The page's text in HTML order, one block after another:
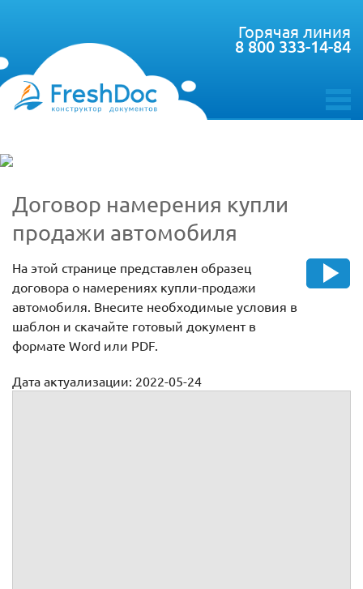
toggle
Горячая линия
8 800 333-14-84
Договор намерения купли
продажи автомобиля
На этой странице представлен образец
договора о намерениях купли-продажи
автомобиля. Внесите необходимые условия в
шаблон и скачайте готовый документ в
формате Word или PDF.
Дата актуализации: 2022-05-24